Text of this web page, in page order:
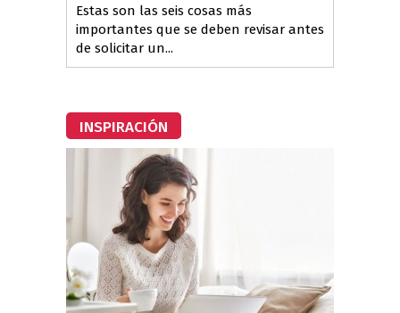
Estas son las seis cosas más
importantes que se deben revisar antes
de solicitar un...
INSPIRACIÓN